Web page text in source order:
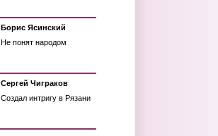
Борис Ясинский
Не понят народом
Сергей Чиграков
Создал интригу в Рязани